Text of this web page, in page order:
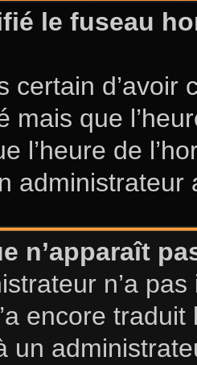
le fuseau
certain
mais que
l’heure de
n’apparaît
n’a
encore
un